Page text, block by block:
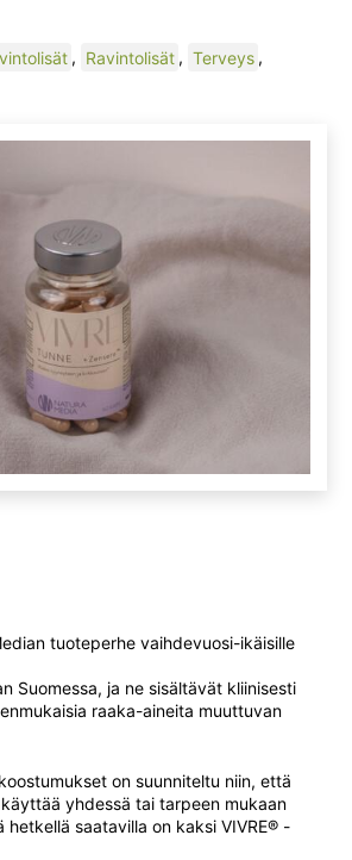
, Ravintolisät , Terveys ,
tuoteperhe vaihdevuosi-ikäisille
Suomessa, ja ne sisältävät kliinisesti
raaka-aineita muuttuvan
on suunniteltu niin, että
yhdessä tai tarpeen mukaan
hetkellä saatavilla on kaksi VIVRE® -